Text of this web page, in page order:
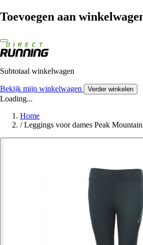
Toevoegen aan
Subtotaal winkelwagen
Bekijk mijn winkelwagen Verder winkelen
Loading...
Home
/ Leggings voor dames Peak Mountain